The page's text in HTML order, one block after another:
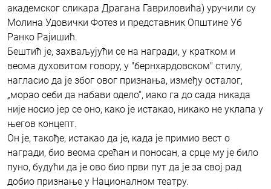
академског сликара Драгана Гавриловића) уручили су
Молина Удовички Фотез и представник Општине Уб
Ранко Рајишић.
Бештић је, захваљујући се на награди, у кратком и
веома духовитом говору, у "бернхардовском" стилу,
нагласио да је због овог признања, између осталог,
„морао себи да набави одело“, иако га до сада никада
није носио јер се оно, како је истакао, никако не уклапа у
његов концепт.
Он је, такође, истакао да је, када је примио вест о
награди, био веома срећан и поносан, а срце му је било
пуно, будући да је ово био први пут да је за свој рад
добио признање у Националном театру.